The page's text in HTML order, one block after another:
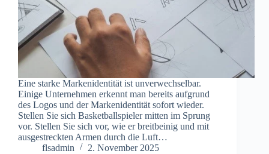
Eine starke Markenidentität ist unverwechselbar.
Einige Unternehmen erkennt man bereits aufgrund
des Logos und der Markenidentität sofort wieder.
Stellen Sie sich Basketballspieler mitten im Sprung
vor. Stellen Sie sich vor, wie er breitbeinig und mit
ausgestreckten Armen durch die Luft…
flsadmin
2. November 2025